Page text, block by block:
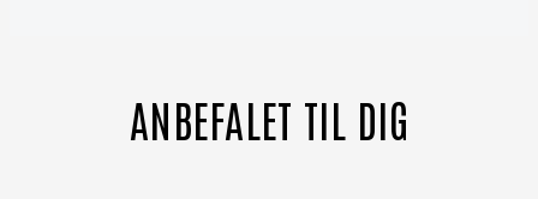
ANBEFALET TIL DIG